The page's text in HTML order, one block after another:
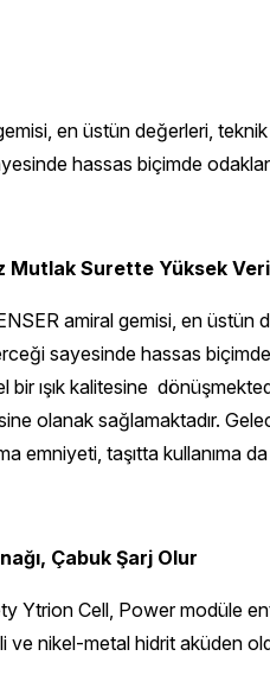
en üstün değerleri,
hassas biçimde
Mutlak Surette Yüksek
amiral gemisi, en üstün
sayesinde hassas
bir ışık kalitesine
olanak sağlamaktadır.
emniyeti, taşıtta kullanıma
Çabuk Şarj Olur
Ytrion Cell, Power modüle
ve nikel-metal hidrit aküden